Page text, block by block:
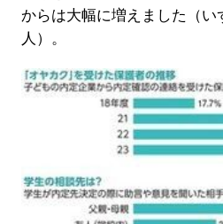
からは大幅に増えました（い
人）。